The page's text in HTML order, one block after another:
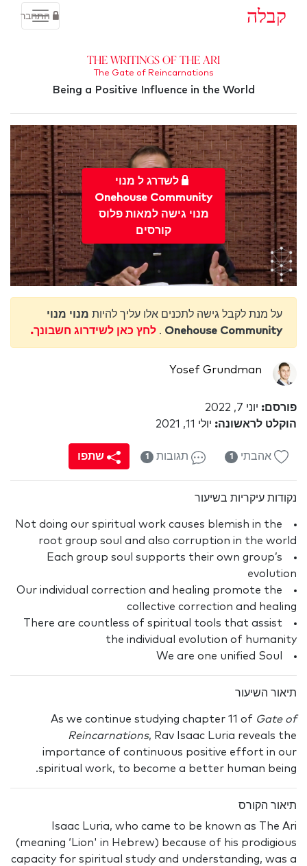
קבלה התחבר
The Writings of the Ari
The Gate of Reincarnations
Being a Positive Influence in the World
לשדרג ל מנוי
Onehouse Community
מנוי גישה למאות פלוס
קורסים
על מנת לקבל גישה לתכנים אלו עליך להיות מנוי מנוי
Onehouse Community
. לחץ כאן לשידרוג חשבונך.
Yosef Grundman
פורסם: יוני 7, 2022
הוקלט לראשונה: יולי 11, 2021
אהבתי 1 תגובות 1 שתפו
נקודות עיקריות בשיעור
Not doing our spiritual work causes blemish in the
root group soul and also corruption in the world
Each group soul supports their own group’s
evolution
Our individual correction and healing promote the
collective correction and healing
There are countless of spiritual tools that assist
the individual evolution of humanity
We are one unified Soul
תיאור השיעור
As we continue studying chapter 11 of Gate of
Reincarnations, Rav Isaac Luria reveals the
importance of continuous positive effort in our
spiritual work, to become a better human being.
תיאור הקורס
Isaac Luria, who came to be known as The Ari
(meaning ‘Lion' in Hebrew) because of his prodigious
capacity for spiritual study and understanding, was a